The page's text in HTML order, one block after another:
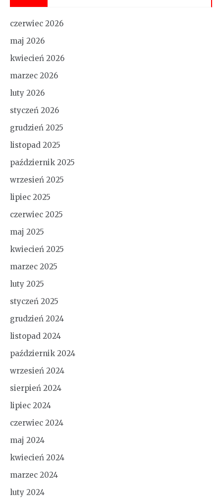
czerwiec 2026
maj 2026
kwiecień 2026
marzec 2026
luty 2026
styczeń 2026
grudzień 2025
listopad 2025
październik 2025
wrzesień 2025
lipiec 2025
czerwiec 2025
maj 2025
kwiecień 2025
marzec 2025
luty 2025
styczeń 2025
grudzień 2024
listopad 2024
październik 2024
wrzesień 2024
sierpień 2024
lipiec 2024
czerwiec 2024
maj 2024
kwiecień 2024
marzec 2024
luty 2024